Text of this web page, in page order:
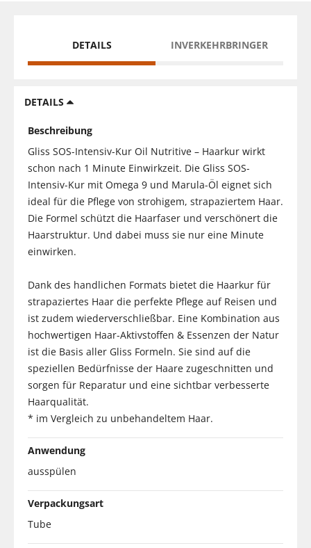
DETAILS INVERKEHRBRINGER
DETAILS
Beschreibung
Gliss SOS-Intensiv-Kur Oil Nutritive – Haarkur wirkt
schon nach 1 Minute Einwirkzeit. Die Gliss SOS-
Intensiv-Kur mit Omega 9 und Marula-Öl eignet sich
ideal für die Pflege von strohigem, strapaziertem Haar.
Die Formel schützt die Haarfaser und verschönert die
Haarstruktur. Und dabei muss sie nur eine Minute
einwirken.
Dank des handlichen Formats bietet die Haarkur für
strapaziertes Haar die perfekte Pflege auf Reisen und
ist zudem wiederverschließbar. Eine Kombination aus
hochwertigen Haar-Aktivstoffen & Essenzen der Natur
ist die Basis aller Gliss Formeln. Sie sind auf die
speziellen Bedürfnisse der Haare zugeschnitten und
sorgen für Reparatur und eine sichtbar verbesserte
Haarqualität.
* im Vergleich zu unbehandeltem Haar.
Anwendung
ausspülen
Verpackungsart
Tube